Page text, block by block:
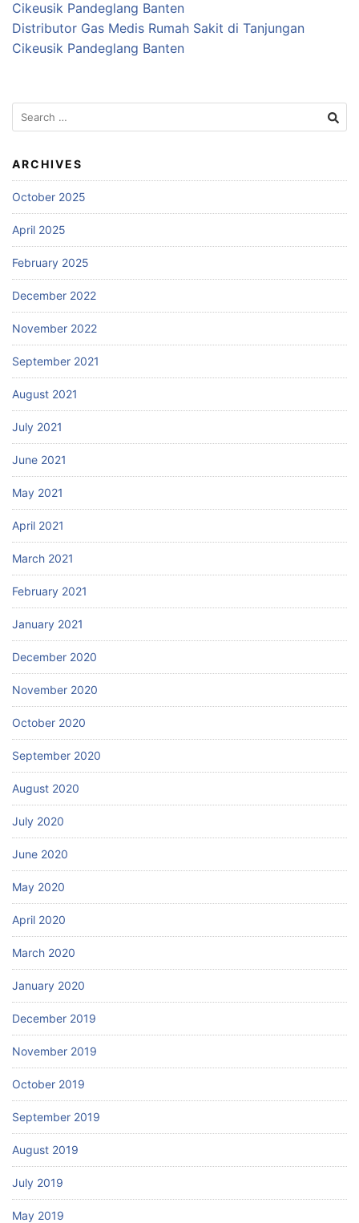
Cikeusik Pandeglang Banten
Distributor Gas Medis Rumah Sakit di Tanjungan
Cikeusik Pandeglang Banten
Search
for:
ARCHIVES
October 2025
April 2025
February 2025
December 2022
November 2022
September 2021
August 2021
July 2021
June 2021
May 2021
April 2021
March 2021
February 2021
January 2021
December 2020
November 2020
October 2020
September 2020
August 2020
July 2020
June 2020
May 2020
April 2020
March 2020
January 2020
December 2019
November 2019
October 2019
September 2019
August 2019
July 2019
May 2019